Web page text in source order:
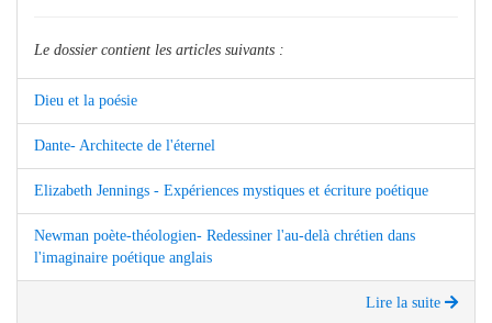
Le dossier contient les articles suivants :
Dieu et la poésie
Dante- Architecte de l'éternel
Elizabeth Jennings - Expériences mystiques et écriture poétique
Newman poète-théologien- Redessiner l'au-delà chrétien dans
l'imaginaire poétique anglais
Lire la suite